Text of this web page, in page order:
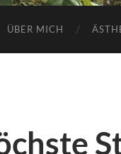
ÜBER MICH